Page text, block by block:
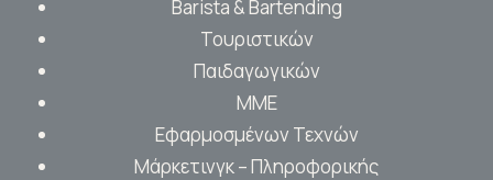
Barista & Bartending
Τουριστικών
Παιδαγωγικών
ΜΜΕ
Εφαρμοσμένων Τεχνών
Μάρκετινγκ – Πληροφορικής